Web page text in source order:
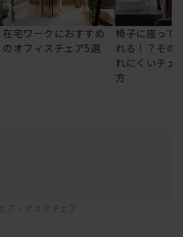
在宅ワークにおすすめ
のオフィスチェア5選
椅子に座って
れる！？その
れにくいチェ
方
ア・デスクチェア